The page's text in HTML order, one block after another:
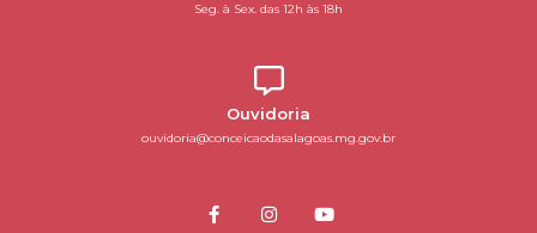
Seg. à Sex. das 12h às 18h
Ouvidoria
ouvidoria@conceicaodasalagoas.mg.gov.br